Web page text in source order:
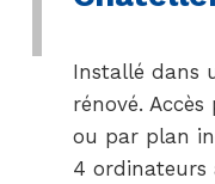
Installé dans
rénové.
ou par plan
4 ordinateurs